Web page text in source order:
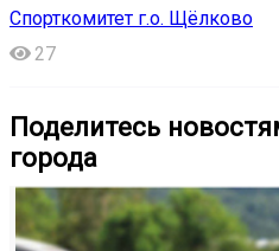
Спорткомитет г.о. Щёлково
27
Поделитесь
города